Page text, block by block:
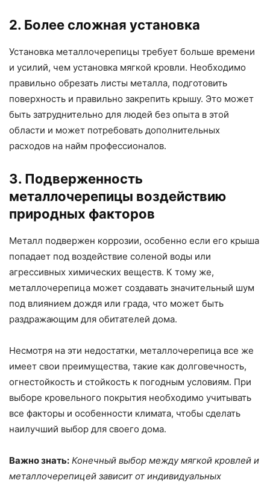
2. Более сложная установка
Установка металлочерепицы требует больше времени
и усилий, чем установка мягкой кровли. Необходимо
правильно обрезать листы металла, подготовить
поверхность и правильно закрепить крышу. Это может
быть затруднительно для людей без опыта в этой
области и может потребовать дополнительных
расходов на найм профессионалов.
3. Подверженность
металлочерепицы воздействию
природных факторов
Металл подвержен коррозии, особенно если его крыша
попадает под воздействие соленой воды или
агрессивных химических веществ. К тому же,
металлочерепица может создавать значительный шум
под влиянием дождя или града, что может быть
раздражающим для обитателей дома.
Несмотря на эти недостатки, металлочерепица все же
имеет свои преимущества, такие как долговечность,
огнестойкость и стойкость к погодным условиям. При
выборе кровельного покрытия необходимо учитывать
все факторы и особенности климата, чтобы сделать
наилучший выбор для своего дома.
Важно знать: Конечный выбор между мягкой кровлей и
металлочерепицей зависит от индивидуальных